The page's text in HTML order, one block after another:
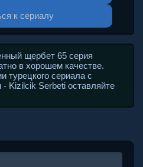
к сериалу
щербет 65 серия
в хорошем качестве.
турецкого сериала с
Kizilcik Serbeti оставляйте